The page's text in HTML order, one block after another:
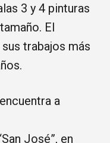
3 y 4 pinturas
El
trabajos más
a
José”, en